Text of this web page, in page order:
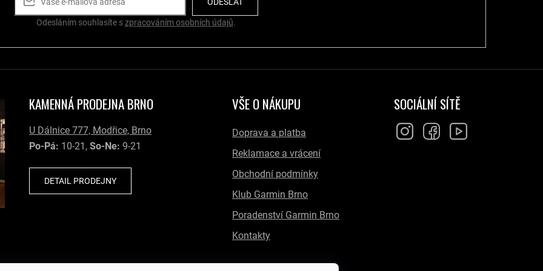
i
s
ODESLAT
Odesláním souhlasíte szpracováním osobních údajů.
KAMENNÁ PRODEJNA BRNO
U Dálnice 777, Modřice, Brno
Po-Pá: 10-21,So-Ne: 9-21
DETAIL PRODEJNY
VŠE O NÁKUPU
Doprava a platba
Reklamace a vrácení
Obchodní podmínky
Klub Garmin Brno
Poradenství Garmin Brno
Kontakty
SOCIÁLNÍ SÍTĚ